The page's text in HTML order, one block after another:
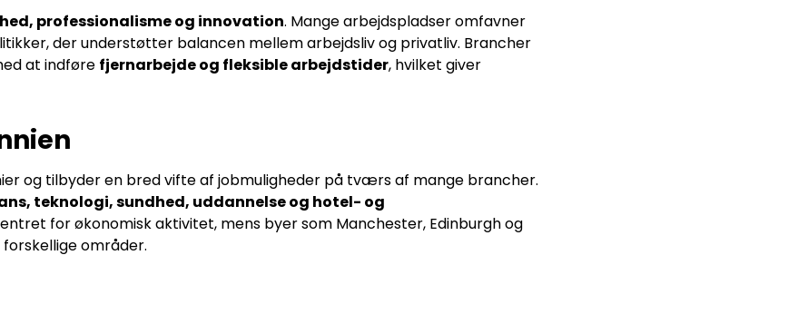
professionalisme og innovation. Mange arbejdspladser omfavner
der understøtter balancen mellem arbejdsliv og privatliv. Brancher
at indføre fjernarbejde og fleksible arbejdstider, hvilket giver
og tilbyder en bred vifte af jobmuligheder på tværs af mange brancher.
teknologi, sundhed, uddannelse og hotel- og
for økonomisk aktivitet, mens byer som Manchester, Edinburgh og
områder.